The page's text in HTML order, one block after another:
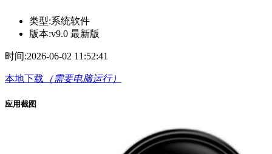
类型:系统软件
版本:v9.0 最新版
时间:2026-06-02 11:52:41
本地下载 （需要电脑运行）
应用截图